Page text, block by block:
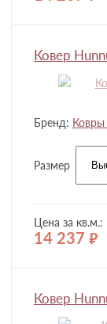
Ковер
Бренд: Ковры
Размер
Цена за кв.м.:
14 237 руб.
Ковер